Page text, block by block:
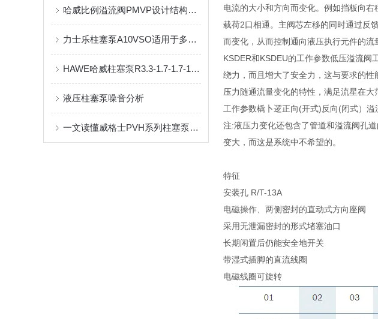
哈威比例溢流阀PMVP设计结构简单，更容易维护和安装
力士乐柱塞泵A10VSO适用于多种工作条件和环境
HAWE哈威柱塞泵R3.3-1.7-1.7-1.7-1.7A工作原理
液压柱塞泵噪音分析
一文读懂威格士PVH系列柱塞泵结构组成，就是这么简单
电流的大小和方向而变化。例如挡板向
载荷2口相通。主阀芯左移的同时通过反
而变化，从而控制通向液压执行元件的流
KSDER和KSDEU的工作参数低压溢流
绕力，而且增大了安全力，这与要求的
压力随通流量变化的特性，满足流星在
工作参数橇卜逻正向(开式)反向(闭式）
注:液压力变化还包含了管道和溢流阀孔
变大，而这是系统中不希望的。
特征
安装孔 R/T-13A
电磁操作、两侧密封的直动式方向座阀
采用无泄漏密封的形式堵塞油口
长期闲置后仍能安全地开关
带湿式插脚的直流线圈
电磁线圈可旋转